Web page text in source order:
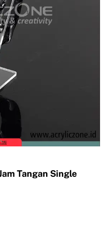
Tangan Single